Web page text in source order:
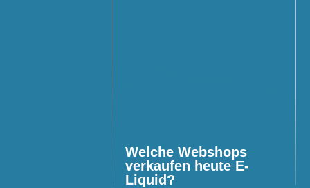
Welche Webshops
verkaufen heute E-
Liquid?